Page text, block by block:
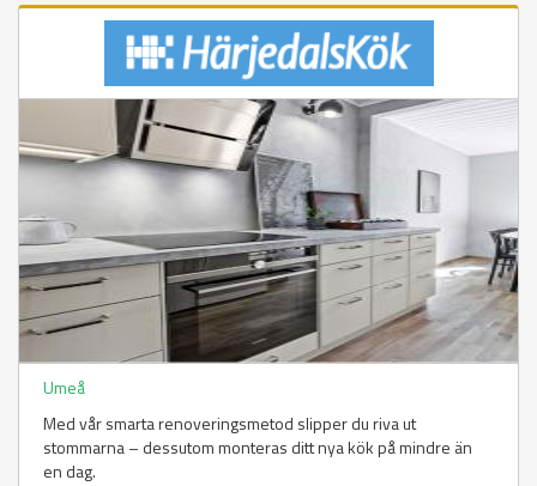
Umeå
Med vår smarta renoveringsmetod slipper du riva ut
stommarna – dessutom monteras ditt nya kök på mindre än
en dag.